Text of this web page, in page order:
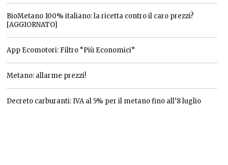
BioMetano 100% italiano: la ricetta contro il caro prezzi?
[AGGIORNATO]
App Ecomotori: Filtro “Più Economici”
Metano: allarme prezzi!
Decreto carburanti: IVA al 5% per il metano fino all’8 luglio